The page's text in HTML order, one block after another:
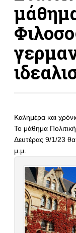
Καλημέρα και
Το μάθημα
Δευτέρας 9/1/23
μ.μ.